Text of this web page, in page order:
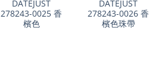
DATEJUST
278243-0025 香
檳色
DATEJUST
278243-0026 香
檳色珠帶